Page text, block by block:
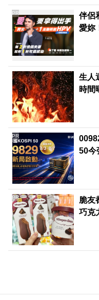
伴侶
愛妳
PR
生人
時間
50今
PR
脆友
巧克
PR